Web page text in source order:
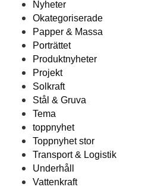
Nyheter
Okategoriserade
Papper & Massa
Porträttet
Produktnyheter
Projekt
Solkraft
Stål & Gruva
Tema
toppnyhet
Toppnyhet stor
Transport & Logistik
Underhåll
Vattenkraft